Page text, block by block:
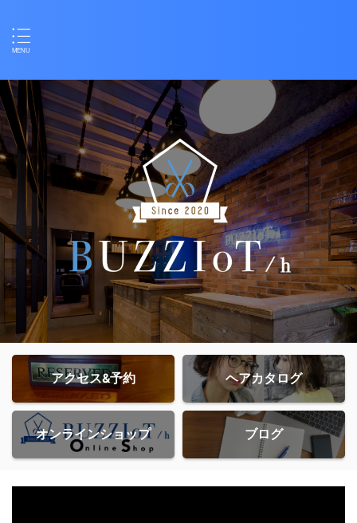
アクセス&予約 ヘアカタログ
オンラインショップ ブログ